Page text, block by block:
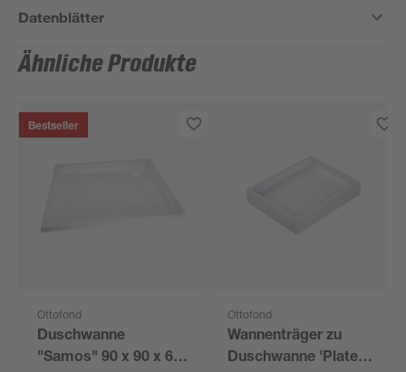
Datenblätter
Ähnliche Produkte
Bestseller
Ottofond
Duschwanne
"Samos" 90 x 90 x 6
Ottofond
Wannenträger zu
Duschwanne 'Plateau'